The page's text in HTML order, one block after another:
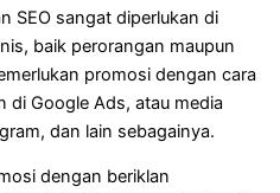
SEO sangat diperlukan di
baik perorangan maupun
promosi dengan cara
di Google Ads, atau media
dan lain sebagainya.
dengan beriklan